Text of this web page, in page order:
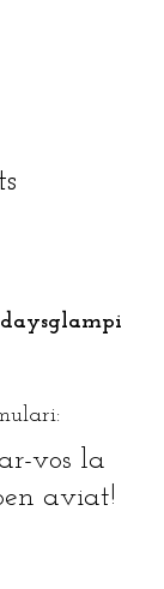
vos la
aviat!